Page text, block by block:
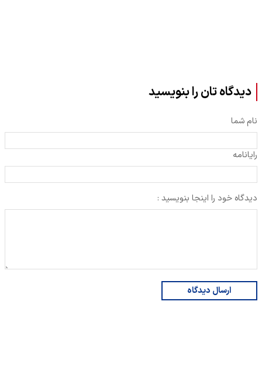
دیدگاه تان را بنویسید
نام شما
رایانامه
دیدگاه خود را اینجا بنویسید :
ارسال دیدگاه